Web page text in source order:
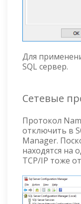
Для
SQL сервер.
Сетевые
Протокол
отключить в
Manager.
находятся на
TCP/IP тоже